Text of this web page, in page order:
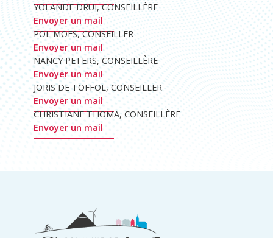
YOLANDE DRUI, CONSEILLÈRE
Envoyer un mail
POL MOES, CONSEILLER
Envoyer un mail
NANCY PETERS, CONSEILLÈRE
Envoyer un mail
JORIS DE TOFFOL, CONSEILLER
Envoyer un mail
CHRISTIANE THOMA, CONSEILLÈRE
Envoyer un mail
Informations